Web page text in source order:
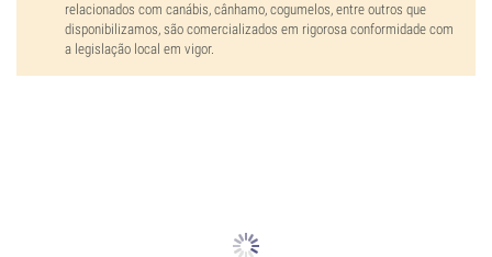
relacionados com canábis, cânhamo, cogumelos, entre outros que
disponibilizamos, são comercializados em rigorosa conformidade com
a legislação local em vigor.